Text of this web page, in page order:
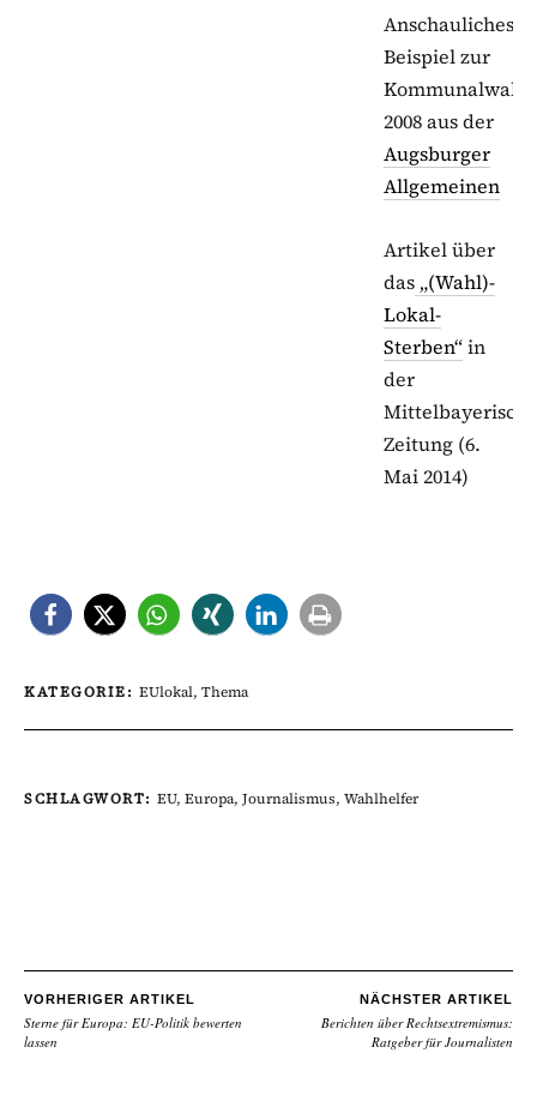
Anschauliches
Beispiel zur
Kommunalwahl
2008 aus der
Augsburger
Allgemeinen
Artikel über
das „(Wahl)-
Lokal-
Sterben“in
der
Zeitung (6.
Mai 2014)
KATEGORIE: EUlokal, Thema
SCHLAGWORT: EU, Europa, Journalismus, Wahlhelfer
VORHERIGER ARTIKEL
Sterne für Europa: EU-Politik bewerten
lassen
NÄCHSTER ARTIKEL
Berichten über Rechtsextremismus:
Ratgeber für Journalisten